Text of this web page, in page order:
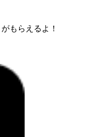
がもらえるよ！